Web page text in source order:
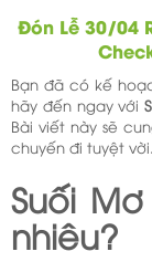
Đón Lễ 30/04
Bạn đã có kế
hãy đến ngay với
Bài viết này sẽ
chuyến đi tuyệt vời.
Suối
nhiêu?